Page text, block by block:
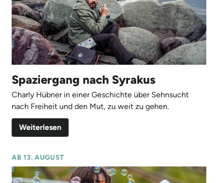
Spaziergang nach Syrakus
Charly Hübner in einer Geschichte über Sehnsucht
nach Freiheit und den Mut, zu weit zu gehen.
Weiterlesen
AB 13. AUGUST